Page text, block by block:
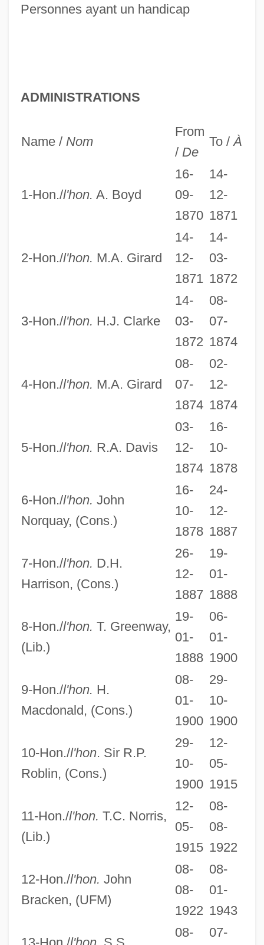
Personnes ayant un handicap
ADMINISTRATIONS
Name / Nom
From
/ De
To / À
1-Hon./l'hon. A. Boyd
16-
09-
1870
14-
12-
1871
2-Hon./l'hon. M.A. Girard
14-
12-
1871
14-
03-
1872
3-Hon./l'hon. H.J. Clarke
14-
03-
1872
08-
07-
1874
4-Hon./l'hon. M.A. Girard
08-
07-
1874
02-
12-
1874
5-Hon./l'hon. R.A. Davis
03-
12-
1874
16-
10-
1878
6-Hon./l'hon. John
Norquay, (Cons.)
16-
10-
1878
24-
12-
1887
7-Hon./l'hon. D.H.
Harrison, (Cons.)
26-
12-
1887
19-
01-
1888
8-Hon./l'hon. T. Greenway,
(Lib.)
19-
01-
1888
06-
01-
1900
9-Hon./l'hon. H.
Macdonald, (Cons.)
08-
01-
1900
29-
10-
1900
10-Hon./l'hon. Sir R.P.
Roblin, (Cons.)
29-
10-
1900
12-
05-
1915
11-Hon./l'hon. T.C. Norris,
(Lib.)
12-
05-
1915
08-
08-
1922
12-Hon./l'hon. John
Bracken, (UFM)
08-
08-
1922
08-
01-
1943
08- 07-